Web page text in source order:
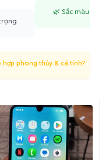
🌿 Sắc màu của
hợp phong thủy & cá tính?